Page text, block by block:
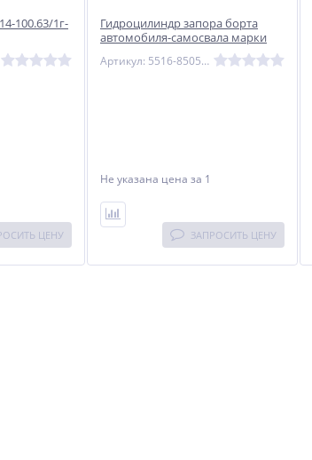
100.63/1г-
ЦЕНУ
Гидроцилиндр запора борта
автомобиля-самосвала марки
Артикул: 5516-8505310
Не указана цена за 1
ЗАПРОСИТЬ ЦЕНУ